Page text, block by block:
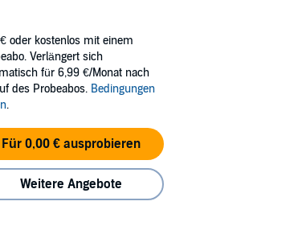
oder kostenlos mit einem
Verlängert sich
für 6,99 €/Monat nach
des Probeabos. Bedingungen
.
Für 0,00 € ausprobieren
Weitere Angebote